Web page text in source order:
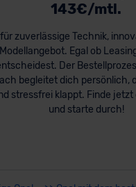
143€/mtl.
zuverlässige Technik,
Egal ob
Der
begleitet dich persönlich,
stressfrei klappt. Finde jetzt
und starte durch!